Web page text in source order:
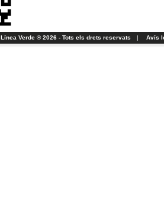
Línea Verde ® 2026 - Tots els drets reservats | Avís